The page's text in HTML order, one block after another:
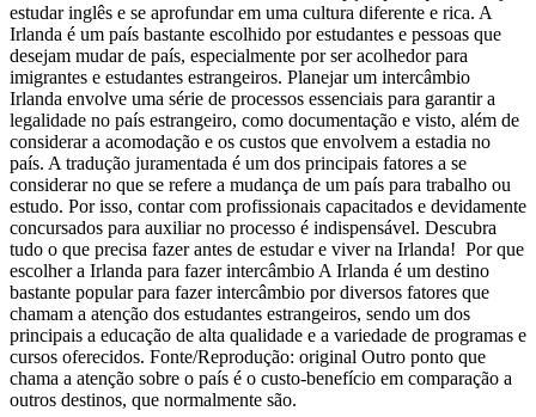
estudar inglês e se aprofundar em uma cultura diferente e rica. A
Irlanda é um país bastante escolhido por estudantes e pessoas que
desejam mudar de país, especialmente por ser acolhedor para
imigrantes e estudantes estrangeiros. Planejar um intercâmbio
Irlanda envolve uma série de processos essenciais para garantir a
legalidade no país estrangeiro, como documentação e visto, além de
considerar a acomodação e os custos que envolvem a estadia no
país. A tradução juramentada é um dos principais fatores a se
considerar no que se refere a mudança de um país para trabalho ou
estudo. Por isso, contar com profissionais capacitados e devidamente
concursados para auxiliar no processo é indispensável. Descubra
tudo o que precisa fazer antes de estudar e viver na Irlanda! Por que
escolher a Irlanda para fazer intercâmbio A Irlanda é um destino
bastante popular para fazer intercâmbio por diversos fatores que
chamam a atenção dos estudantes estrangeiros, sendo um dos
principais a educação de alta qualidade e a variedade de programas e
cursos oferecidos. Fonte/Reprodução: original Outro ponto que
chama a atenção sobre o país é o custo-benefício em comparação a
outros destinos, que normalmente são.